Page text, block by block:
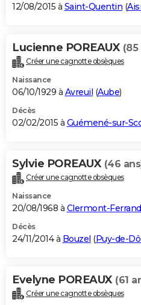
12/08/2015 à Saint-Quentin (
Lucienne POREAUX (85
Créer une cagnotte obsèques
Naissance
06/10/1929 à Avreuil (Aube)
Décès
02/02/2015 à Guémené-sur-
Sylvie POREAUX (46
Créer une cagnotte obsèques
Naissance
20/08/1968 à Clermont-Ferrand
Décès
24/11/2014 à Bouzel (Puy-de-
Evelyne POREAUX (61
Créer une cagnotte obsèques